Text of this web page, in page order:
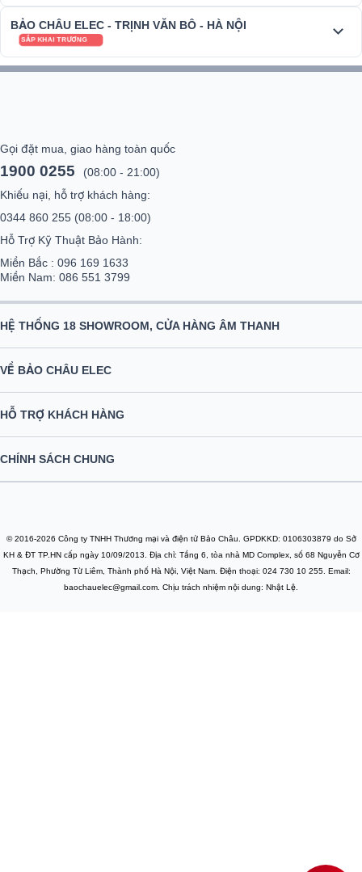
BẢO CHÂU ELEC - TRỊNH VĂN BÔ - HÀ NỘI
SẮP KHAI TRƯƠNG
Gọi đặt mua, giao hàng toàn quốc
1900 0255
(08:00 - 21:00)
Khiếu nại, hỗ trợ khách hàng:
0344 860 255 (08:00 - 18:00)
Hỗ Trợ Kỹ Thuật Bảo Hành:
Miền Bắc : 096 169 1633
Miền Nam: 086 551 3799
HỆ THỐNG 18 SHOWROOM, CỬA HÀNG ÂM THANH
VỀ BẢO CHÂU ELEC
HỖ TRỢ KHÁCH HÀNG
CHÍNH SÁCH CHUNG
© 2016-2026 Công ty TNHH Thương mại và điện tử Bảo Châu. GPDKKD: 0106303879 do Sở
KH & ĐT TP.HN cấp ngày 10/09/2013. Địa chỉ: Tầng 6, tòa nhà MD Complex, số 68 Nguyễn Cơ
Thạch, Phường Từ Liêm, Thành phố Hà Nội, Việt Nam. Điện thoại: 024 730 10 255. Email:
baochauelec@gmail.com. Chịu trách nhiệm nội dung: Nhật Lệ.